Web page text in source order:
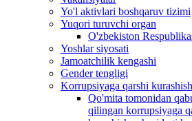
Yo'l aktivlari boshqaruv tizimi
Yuqori turuvchi organ
O'zbekiston
Yoshlar siyosati
Jamoatchilik kengashi
Gender tengligi
Korrupsiyaga qarshi kurashish
Qo'mita tomonidan
qilingan korrupsiyaga